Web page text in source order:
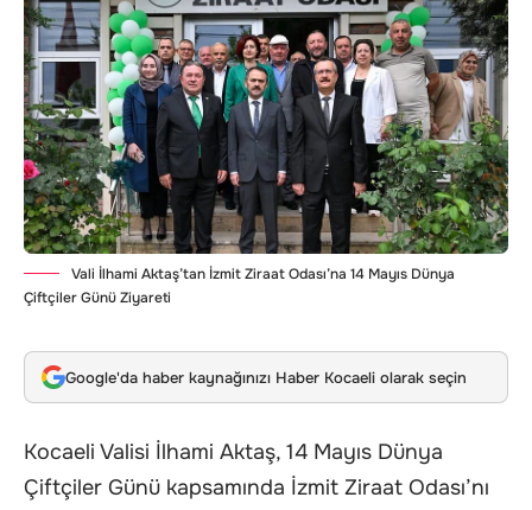
Vali İlhami Aktaş’tan İzmit Ziraat Odası’na 14 Mayıs Dünya
Çiftçiler Günü Ziyareti
Google'da haber kaynağınızı Haber Kocaeli olarak seçin
Kocaeli Valisi İlhami Aktaş, 14 Mayıs Dünya
Çiftçiler Günü kapsamında İzmit Ziraat Odası’nı